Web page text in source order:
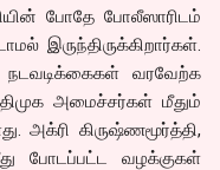
போதே போலீஸாரிடம்
இருந்திருக்கிறார்கள்.
நடவடிக்கைகள் வரவேற்க
அமைச்சர்கள் மீதும்
அக்ரி கிருஷ்ணமூர்த்தி,
போடப்பட்ட வழக்குகள்